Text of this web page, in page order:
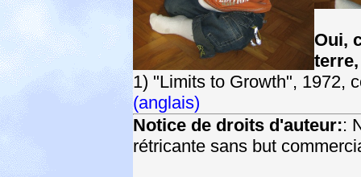
Oui,
1) "Limits to Growth", 1972,
(anglais)
Notice de droits d'auteur::
rétricante sans but